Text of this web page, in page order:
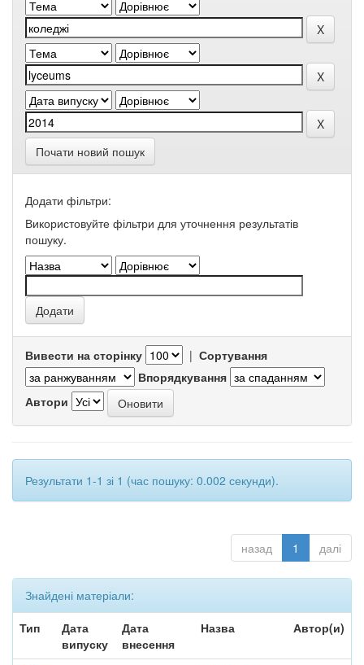
Почати новий пошук
Додати фільтри:
Використовуйте фільтри для уточнення результатів
пошуку.
Вивести на сторінку | Сортування
Впорядкування
Автори
Результати 1-1 зі 1 (час пошуку: 0.002 секунди).
назад 1 далі
Знайдені матеріали:
Тип
Дата
випуску
Дата
внесення
Назва Автор(и)